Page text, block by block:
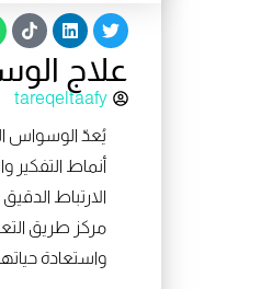
T
w
i
t
e
L
i
n
k
e
d
n
T
i
k
t
o
k
علاج
tareqeltaafy
يُعدّ الوسواس
أنماط
الارتباط
مركز طريق
واستعادة